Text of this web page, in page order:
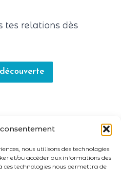
nous utilisons des technologies
et/ou accéder aux informations des
ces technologies nous permettra de
tes relations dès
FACEBOOK